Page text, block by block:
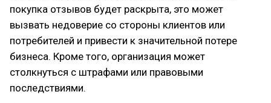
покупка отзывов будет раскрыта, это может
вызвать недоверие со стороны клиентов или
потребителей и привести к значительной потере
бизнеса. Кроме того, организация может
столкнуться с штрафами или правовыми
последствиями.